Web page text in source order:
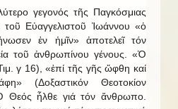
γεγονός τῆς Παγκόσμιας
Εὐαγγελιστοῦ Ἰωάννου «ὁ
ἐν ἡμῖν» ἀποτελεῖ τόν
τοῦ ἀνθρωπίνου γένους. «Ὁ
γ 16), «ἐπί τῆς γῆς ὤφθη καί
(Δοξαστικόν Θεοτοκίον
Θεός ἦλθε γιά τόν ἄνθρωπο.